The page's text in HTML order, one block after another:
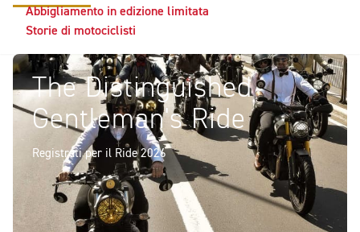
Abbigliamento in edizione limitata
Storie di motociclisti
The Distinguished
Gentleman's Ride
Registrati per il Ride 2026